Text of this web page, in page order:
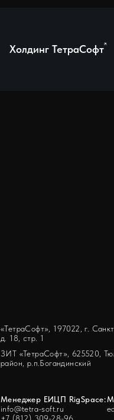
Холдинг ТетраСофт
Менеджер ЕИЦП RigSpace:
info@tetra-soft.ru
«ТетраСофт», 197022, г.
д. 18, стр. 1
ЗИТ «ТетраСофт», 625520,
район, р.п.Богандинский